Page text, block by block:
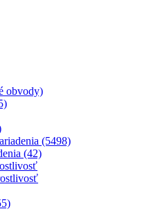
obvody)
(5498)
(42)